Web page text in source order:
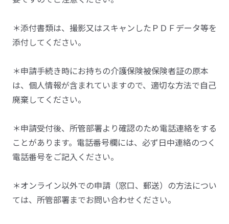
＊添付書類は、撮影又はスキャンしたＰＤＦデータ等を
添付してください。
＊申請手続き時にお持ちの介護保険被保険者証の原本
は、個人情報が含まれていますので、適切な方法で自己
廃棄してください。
＊申請受付後、所管部署より確認のため電話連絡をする
ことがあります。電話番号欄には、必ず日中連絡のつく
電話番号をご記入ください。
＊オンライン以外での申請（窓口、郵送）の方法につい
ては、所管部署までお問い合わせください。